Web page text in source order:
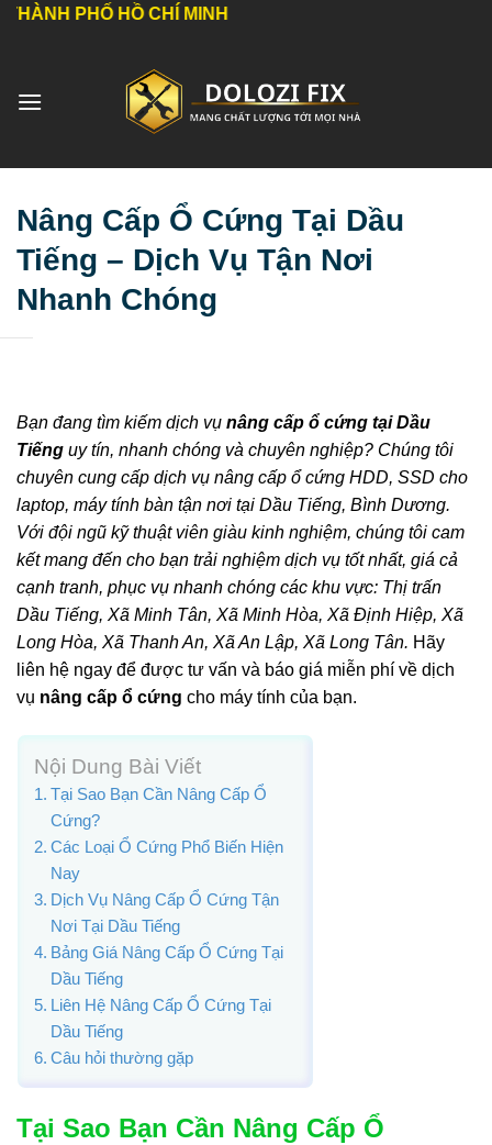
Bỏ
dung
HỒ CHÍ MINH
Nâng Cấp Ổ Cứng Tại Dầu
Tiếng – Dịch Vụ Tận Nơi
Nhanh Chóng
Bạn đang tìm kiếm dịch vụ nâng cấp ổ cứng tại Dầu
Tiếng uy tín, nhanh chóng và chuyên nghiệp? Chúng tôi
chuyên cung cấp dịch vụ nâng cấp ổ cứng HDD, SSD cho
laptop, máy tính bàn tận nơi tại Dầu Tiếng, Bình Dương.
Với đội ngũ kỹ thuật viên giàu kinh nghiệm, chúng tôi cam
kết mang đến cho bạn trải nghiệm dịch vụ tốt nhất, giá cả
cạnh tranh, phục vụ nhanh chóng các khu vực: Thị trấn
Dầu Tiếng, Xã Minh Tân, Xã Minh Hòa, Xã Định Hiệp, Xã
Long Hòa, Xã Thanh An, Xã An Lập, Xã Long Tân. Hãy
liên hệ ngay để được tư vấn và báo giá miễn phí về dịch
vụ nâng cấp ổ cứng cho máy tính của bạn.
Nội Dung Bài Viết
Tại Sao Bạn Cần Nâng Cấp Ổ
Cứng?
Các Loại Ổ Cứng Phổ Biến Hiện
Nay
Dịch Vụ Nâng Cấp Ổ Cứng Tận
Nơi Tại Dầu Tiếng
Bảng Giá Nâng Cấp Ổ Cứng Tại
Dầu Tiếng
Liên Hệ Nâng Cấp Ổ Cứng Tại
Dầu Tiếng
Câu hỏi thường gặp
Tại Sao Bạn Cần Nâng Cấp Ổ